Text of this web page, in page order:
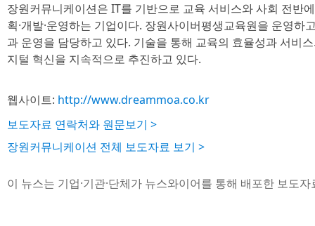
장원커뮤니케이션은 IT를 기반으로 교육 서비스와 사회 전반
획·개발·운영하는 기업이다. 장원사이버평생교육원을 운영하
과 운영을 담당하고 있다. 기술을 통해 교육의 효율성과 서비
지털 혁신을 지속적으로 추진하고 있다.
웹사이트: http://www.dreammoa.co.kr
보도자료 연락처와 원문보기 >
장원커뮤니케이션 전체 보도자료 보기 >
이 뉴스는 기업·기관·단체가 뉴스와이어를 통해 배포한 보도